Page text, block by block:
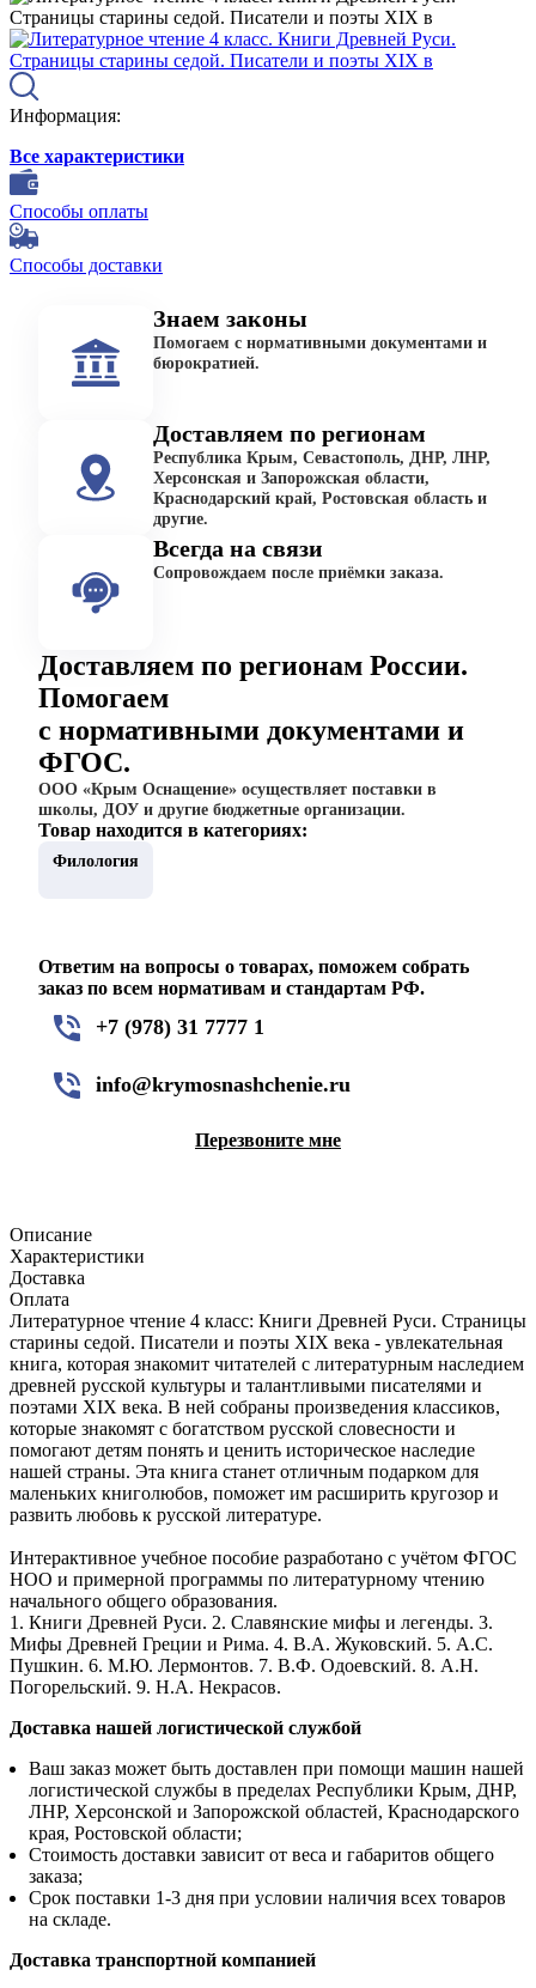
Информация:
Все характеристики
Способы оплаты
Способы доставки
Знаем законы
Помогаем с нормативными документами и
бюрократией.
Доставляем по регионам
Республика Крым, Севастополь, ДНР, ЛНР,
Херсонская и Запорожская области,
Краснодарский край, Ростовская область и
другие.
Всегда на связи
Сопровождаем после приёмки заказа.
Доставляем по регионам России.
Помогаем
с нормативными документами и
ФГОС.
ООО «Крым Оснащение» осуществляет поставки в
школы, ДОУ и другие бюджетные организации.
Товар находится в категориях:
Филология
Ответим на вопросы о товарах, поможем собрать
заказ по всем нормативам и стандартам РФ.
+7 (978) 31 7777 1
info@krymosnashchenie.ru
Перезвоните мне
Описание
Характеристики
Доставка
Оплата
Литературное чтение 4 класс: Книги Древней Руси. Страницы
старины седой. Писатели и поэты XIX века - увлекательная
книга, которая знакомит читателей с литературным наследием
древней русской культуры и талантливыми писателями и
поэтами XIX века. В ней собраны произведения классиков,
которые знакомят с богатством русской словесности и
помогают детям понять и ценить историческое наследие
нашей страны. Эта книга станет отличным подарком для
маленьких книголюбов, поможет им расширить кругозор и
развить любовь к русской литературе.
Интерактивное учебное пособие разработано с учётом ФГОС
НОО и примерной программы по литературному чтению
начального общего образования.
1. Книги Древней Руси. 2. Славянские мифы и легенды. 3.
Мифы Древней Греции и Рима. 4. В.А. Жуковский. 5. А.С.
Пушкин. 6. М.Ю. Лермонтов. 7. В.Ф. Одоевский. 8. А.Н.
Погорельский. 9. Н.А. Некрасов.
Доставка нашей логистической службой
Ваш заказ может быть доставлен при помощи машин нашей
логистической службы в пределах Республики Крым, ДНР,
ЛНР, Херсонской и Запорожской областей, Краснодарского
края, Ростовской области;
Стоимость доставки зависит от веса и габаритов общего
заказа;
Срок поставки 1-3 дня при условии наличия всех товаров
на складе.
Доставка транспортной компанией